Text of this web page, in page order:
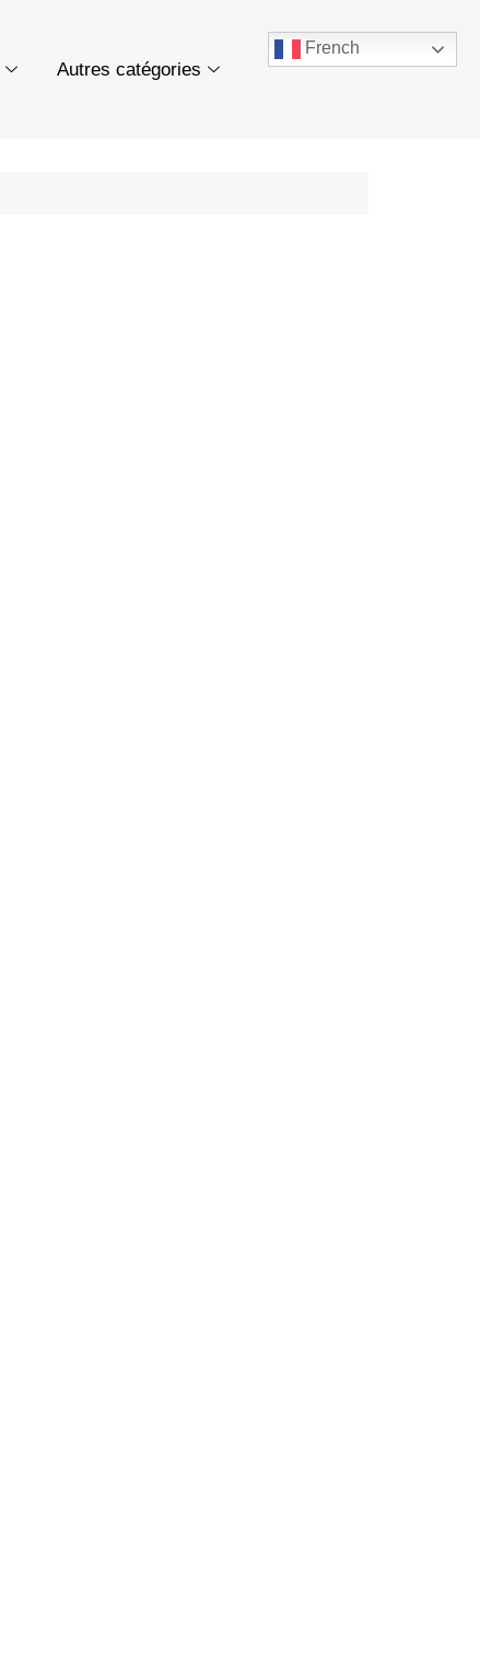
Autres catégories
French